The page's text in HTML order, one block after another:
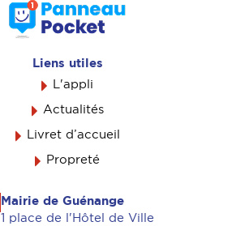
Liens utiles
L'appli
Actualités
Livret d’accueil
Propreté
Mairie de Guénange
1 place de l'Hôtel de Ville